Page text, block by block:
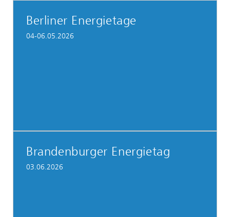
Berliner Energietage
04-06.05.2026
Brandenburger Energietag
03.06.2026